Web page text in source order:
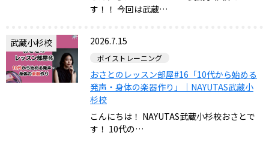
す！！ 今回は武蔵…
武蔵小杉校 2026.7.15
ボイストレーニング
おさとのレッスン部屋#16「10代から始める
発声・身体の楽器作り」｜NAYUTAS武蔵小
杉校
こんにちは！ NAYUTAS武蔵小杉校おさとで
す！ 10代の…